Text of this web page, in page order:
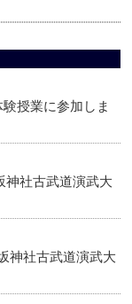
授業に参加しま
神社古武道演武大
神社古武道演武大